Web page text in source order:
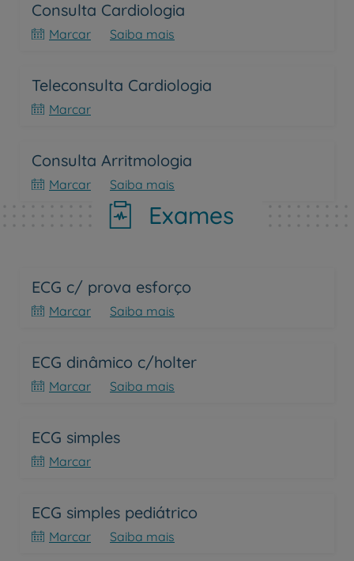
Consulta Cardiologia
Marcar Saiba mais
Teleconsulta Cardiologia
Marcar
Consulta Arritmologia
Marcar Saiba mais
Exames
ECG c/ prova esforço
Marcar Saiba mais
ECG dinâmico c/holter
Marcar Saiba mais
ECG simples
Marcar
ECG simples pediátrico
Marcar Saiba mais